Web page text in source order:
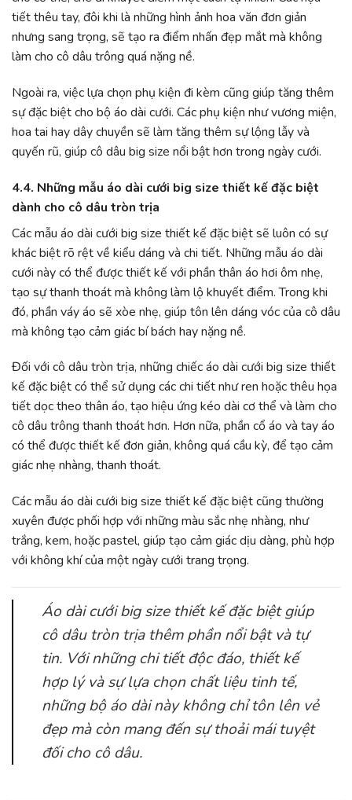
tiết thêu tay, đôi khi là những hình ảnh hoa văn đơn giản
nhưng sang trọng, sẽ tạo ra điểm nhấn đẹp mắt mà không
làm cho cô dâu trông quá nặng nề.
Ngoài ra, việc lựa chọn phụ kiện đi kèm cũng giúp tăng thêm
sự đặc biệt cho bộ áo dài cưới. Các phụ kiện như vương miện,
hoa tai hay dây chuyền sẽ làm tăng thêm sự lộng lẫy và
quyến rũ, giúp cô dâu big size nổi bật hơn trong ngày cưới.
4.4. Những mẫu áo dài cưới big size thiết kế đặc biệt
dành cho cô dâu tròn trịa
Các mẫu áo dài cưới big size thiết kế đặc biệt sẽ luôn có sự
khác biệt rõ rệt về kiểu dáng và chi tiết. Những mẫu áo dài
cưới này có thể được thiết kế với phần thân áo hơi ôm nhẹ,
tạo sự thanh thoát mà không làm lộ khuyết điểm. Trong khi
đó, phần váy áo sẽ xòe nhẹ, giúp tôn lên dáng vóc của cô dâu
mà không tạo cảm giác bí bách hay nặng nề.
Đối với cô dâu tròn trịa, những chiếc áo dài cưới big size thiết
kế đặc biệt có thể sử dụng các chi tiết như ren hoặc thêu họa
tiết dọc theo thân áo, tạo hiệu ứng kéo dài cơ thể và làm cho
cô dâu trông thanh thoát hơn. Hơn nữa, phần cổ áo và tay áo
có thể được thiết kế đơn giản, không quá cầu kỳ, để tạo cảm
giác nhẹ nhàng, thanh thoát.
Các mẫu áo dài cưới big size thiết kế đặc biệt cũng thường
xuyên được phối hợp với những màu sắc nhẹ nhàng, như
trắng, kem, hoặc pastel, giúp tạo cảm giác dịu dàng, phù hợp
với không khí của một ngày cưới trang trọng.
Áo dài cưới big size thiết kế đặc biệt giúp
cô dâu tròn trịa thêm phần nổi bật và tự
tin. Với những chi tiết độc đáo, thiết kế
hợp lý và sự lựa chọn chất liệu tinh tế,
những bộ áo dài này không chỉ tôn lên vẻ
đẹp mà còn mang đến sự thoải mái tuyệt
đối cho cô dâu.